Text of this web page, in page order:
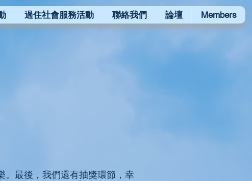
過住社會服務活動 聯絡我們 論壇 Members
。最後，我們還有抽獎環節，幸